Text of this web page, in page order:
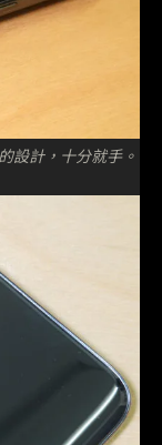
設計，十分就手。